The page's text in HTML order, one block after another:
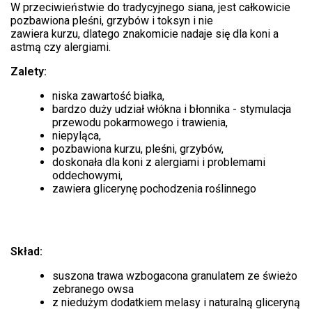
W przeciwieństwie do tradycyjnego siana, jest całkowicie
pozbawiona pleśni, grzybów i toksyn i nie
zawiera kurzu, dlatego znakomicie nadaje się dla koni a
astmą czy alergiami.
Zalety:
niska zawartość białka,
bardzo duży udział włókna i błonnika - stymulacja
przewodu pokarmowego i trawienia,
niepyląca,
pozbawiona kurzu, pleśni, grzybów,
doskonała dla koni z alergiami i problemami
oddechowymi,
zawiera glicerynę pochodzenia roślinnego
Skład:
suszona trawa wzbogacona granulatem ze świeżo
zebranego owsa
z niedużym dodatkiem melasy i naturalną gliceryną